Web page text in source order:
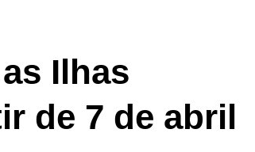
Ilhas
de 7 de abril